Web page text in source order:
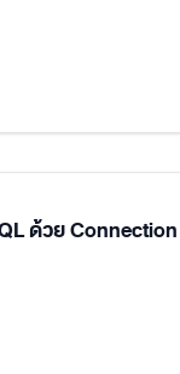
ด้วย Connection